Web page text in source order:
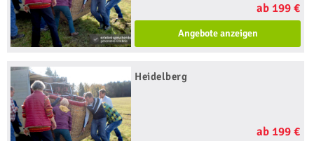
ab 199 €
Angebote anzeigen
Heidelberg
ab 199 €